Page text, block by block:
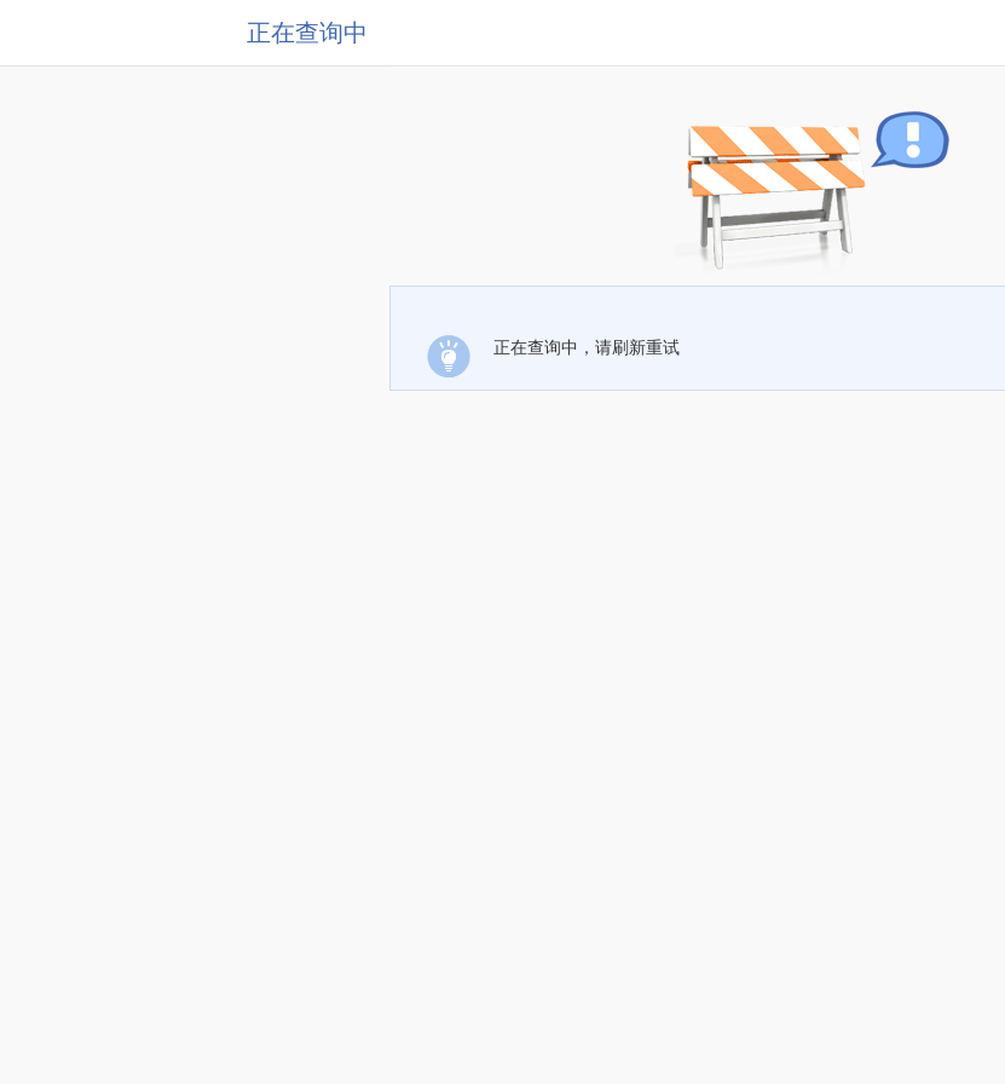
正在查询中
正在查询中，请刷新重试